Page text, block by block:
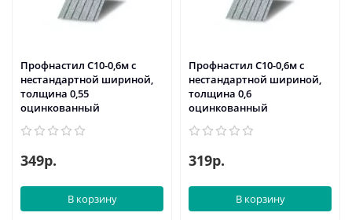
Профнастил С10-0,6м с
нестандартной шириной,
толщина 0,55
оцинкованный
349р.
В корзину
Профнастил С10-0,6м с
нестандартной шириной,
толщина 0,6
оцинкованный
319р.
В корзину